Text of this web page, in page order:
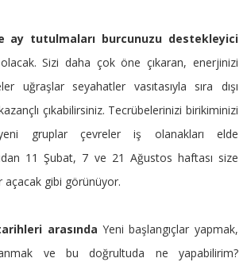
ay tutulmaları burcunuzu destekleyici
olacak. Sizi daha çok öne çıkaran, enerjinizi
uğraşlar seyahatler vasıtasıyla sıra dışı
çıkabilirsiniz. Tecrübelerinizi birikiminizi
yeni gruplar çevreler iş olanakları elde
11 Şubat, 7 ve 21 Ağustos haftası size
açacak gibi görünüyor.
arasında Yeni başlangıçlar yapmak,
ve bu doğrultuda ne yapabilirim?